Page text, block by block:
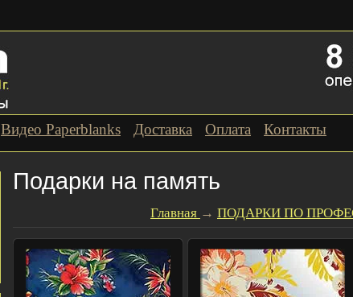
Видео Paperblanks Доставка Оплата Контакты
Подарки на память
Главная → ПОДАРКИ ПО